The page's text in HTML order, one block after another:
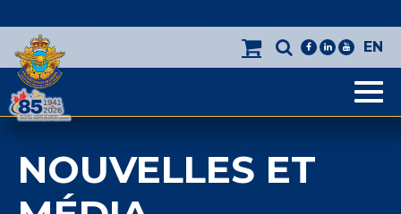
facebooklinkedin
youtube
EN
NOUVELLES ET